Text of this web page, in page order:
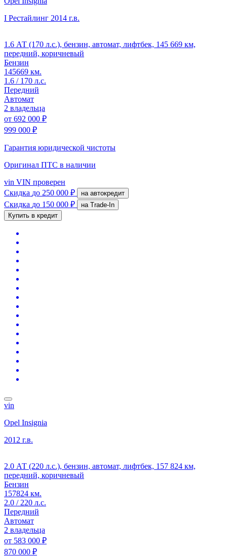
I Рестайлинг 2014 г.в.
1.6 АТ (170 л.с.), бензин, автомат, лифтбек, 145 669 км,
передний, коричневый
Бензин
145669 км.
1.6 / 170 л.с.
Передний
Автомат
2 владельца
от 692 000 ₽
999 000 ₽
Гарантия юридической чистоты
Оригинал ПТС в наличии
vin VIN проверен
Скидка до 250 000 ₽ на автокредит
Скидка до 150 000 ₽
на Trade-In
Купить в кредит
vin
Opel Insignia
2012 г.в.
2.0 АТ (220 л.с.), бензин, автомат, лифтбек, 157 824 км,
передний, коричневый
Бензин
157824 км.
2.0 / 220 л.с.
Передний
Автомат
2 владельца
от 583 000 ₽
870 000 ₽